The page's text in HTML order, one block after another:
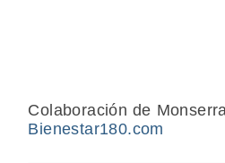
Colaboración de
Bienestar180.com